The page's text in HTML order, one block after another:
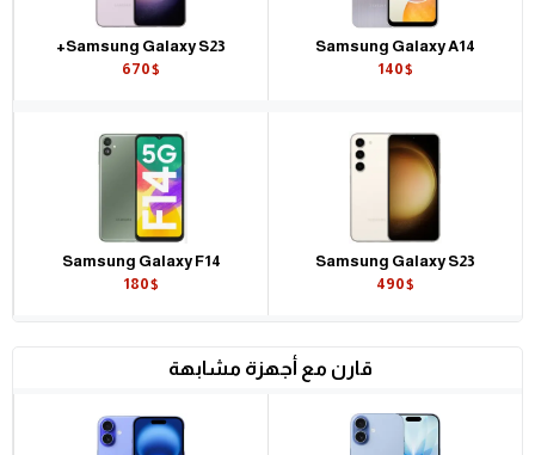
Samsung Galaxy A14
140$
Samsung Galaxy S23+
670$
Samsung Galaxy S23
490$
Samsung Galaxy F14
180$
قارن مع أجهزة مشابهة